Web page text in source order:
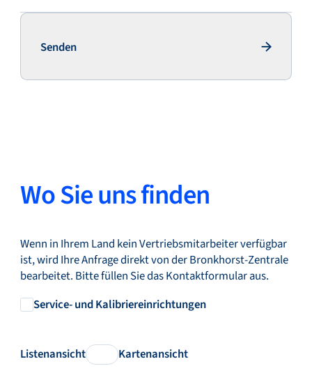
Senden
Senden
Wo Sie uns finden
Wenn in Ihrem Land kein Vertriebsmitarbeiter verfügbar
ist, wird Ihre Anfrage direkt von der Bronkhorst-Zentrale
bearbeitet. Bitte füllen Sie das Kontaktformular aus.
Service- und Kalibriereinrichtungen
Listenansicht Kartenansicht